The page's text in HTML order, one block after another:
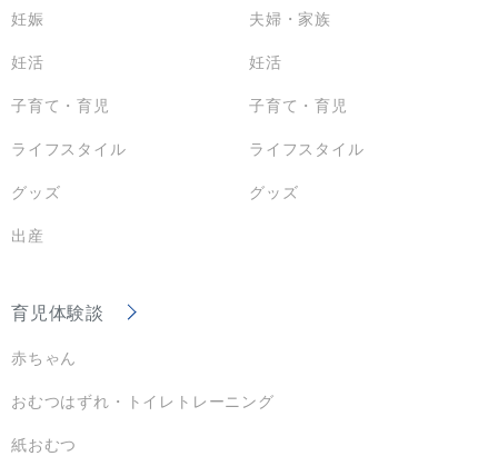
妊娠
妊活
子育て・育児
ライフスタイル
グッズ
出産
夫婦・家族
妊活
子育て・育児
ライフスタイル
グッズ
育児体験談
赤ちゃん
おむつはずれ・トイレトレーニング
紙おむつ